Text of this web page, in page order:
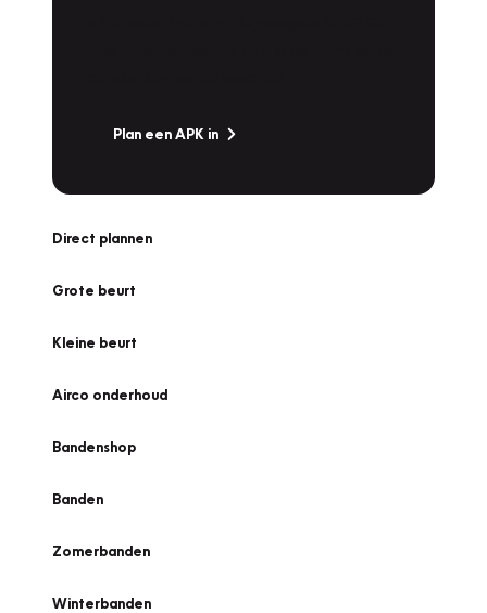
Plan een APK in
Direct plannen
Grote beurt
Kleine beurt
Airco onderhoud
Bandenshop
Banden
Zomerbanden
Winterbanden